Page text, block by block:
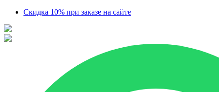
Скидка 10% при заказе на сайте